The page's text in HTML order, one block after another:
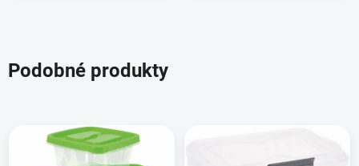
Podobné produkty